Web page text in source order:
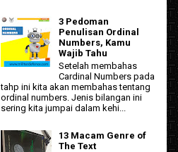
3 Pedoman
Penulisan Ordinal
Numbers, Kamu
Wajib Tahu
Setelah membahas
Cardinal Numbers pada
tahp ini kita akan membahas tentang
ordinal numbers. Jenis bilangan ini
sering kita jumpai dalam kehi...
13 Macam Genre of
The Text